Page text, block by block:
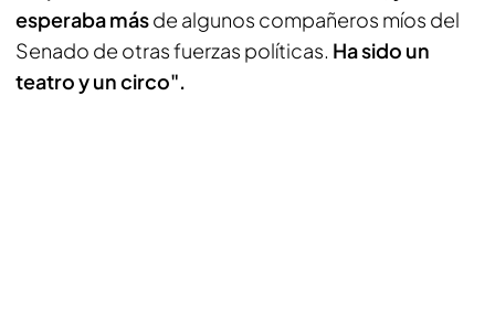
esperaba másde algunos compañeros míos del
Senado de otras fuerzas políticas. Ha sido un
teatro y un circo".